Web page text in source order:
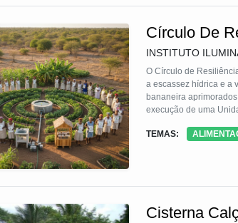
Círculo De
INSTITUTO
O Círculo de
a escassez hídrica e a
bananeira
execução de uma
30% na renda,
TEMAS:
Cisterna